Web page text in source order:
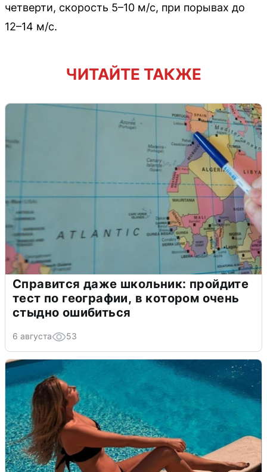
четверти, скорость 5–10 м/с, при порывах до
12–14 м/с.
ЧИТАЙТЕ ТАКЖЕ
Справится даже школьник: пройдите
тест по географии, в котором очень
стыдно ошибиться
6 августа 53